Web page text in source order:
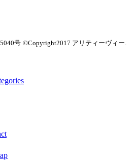
号 ©Copyright2017 アリティーヴィー.